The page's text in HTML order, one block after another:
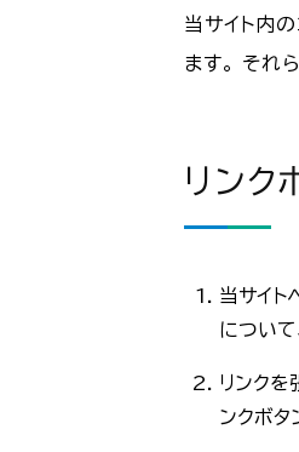
当サイト内
ます。 それ
リンク
当サイト
について
リンクを
ンクボタ